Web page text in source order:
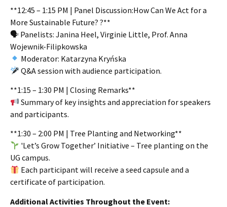
**12:45 – 1:15 PM | Panel Discussion:How Can We Act for a
More Sustainable Future? ?**
🗣 Panelists: Janina Heel, Virginie Little, Prof. Anna
Wojewnik-Filipkowska
Moderator: Katarzyna Kryńska
Q&A session with audience participation.
**1:15 – 1:30 PM | Closing Remarks**
Summary of key insights and appreciation for speakers
and participants.
**1:30 – 2:00 PM | Tree Planting and Networking**
'Let’s Grow Together’ Initiative – Tree planting on the
UG campus.
Each participant will receive a seed capsule and a
certificate of participation.
Additional Activities Throughout the Event: